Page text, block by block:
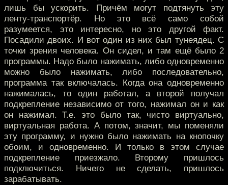
лишь бы ускорить. Причём могут подтянуть эту
ленту-транспортёр. Но это всё само собой
разумеется, это интересно, но это другой факт.
Посадили двоих. И вот один из них был тунеядец. С
точки зрения человека. Он сидел, и там ещё было 2
программы. Надо было нажимать, либо одновременно
можно было нажимать, либо последовательно,
программа так включалась. Когда она одновременно
нажималась, то один работал, а второй получал
подкрепление независимо от того, нажимал он и как
он нажимал. Т.е. это было так, чисто виртуально,
виртуальная работа. А потом, значит, мы поменяли
эту программу, и нужно было нажимать на кнопочку
обоим, и одновременно. И только в этом случае
подкрепление приезжало. Второму пришлось
подключиться. Ничего не сделать, пришлось
зарабатывать.